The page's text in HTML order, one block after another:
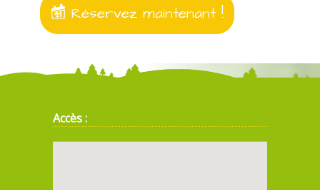
Réservez maintenant !
Accès :